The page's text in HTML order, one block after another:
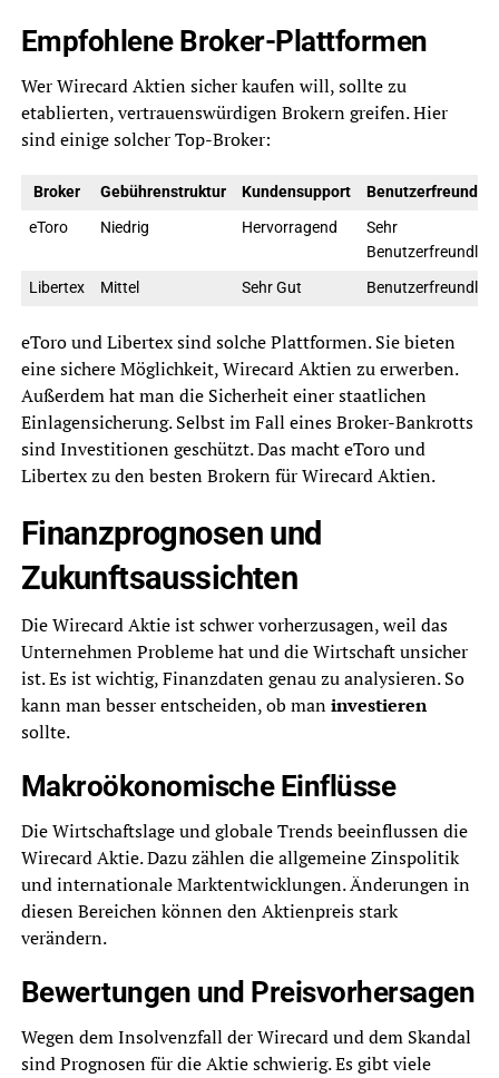
Empfohlene Broker-Plattformen
Wer Wirecard Aktien sicher kaufen will, sollte zu
etablierten, vertrauenswürdigen Brokern greifen. Hier
sind einige solcher Top-Broker:
Broker Gebührenstruktur Kundensupport
eToro
Niedrig Hervorragend
Sehr
Benutzerfreundlich
Libertex
Mittel Sehr Gut Benutzerfreundlich
eToro und Libertex sind solche Plattformen. Sie bieten
eine sichere Möglichkeit, Wirecard Aktien zu erwerben.
Außerdem hat man die Sicherheit einer staatlichen
Einlagensicherung. Selbst im Fall eines Broker-Bankrotts
sind Investitionen geschützt. Das macht eToro und
Libertex zu den besten Brokern für Wirecard Aktien.
Finanzprognosen und
Zukunftsaussichten
Die Wirecard Aktie ist schwer vorherzusagen, weil das
Unternehmen Probleme hat und die Wirtschaft unsicher
ist. Es ist wichtig, Finanzdaten genau zu analysieren. So
kann man besser entscheiden, ob maninvestieren
sollte.
Makroökonomische Einflüsse
Die Wirtschaftslage und globale Trends beeinflussen die
Wirecard Aktie. Dazu zählen die allgemeine Zinspolitik
und internationale Marktentwicklungen. Änderungen in
diesen Bereichen können den Aktienpreis stark
verändern.
Bewertungen und Preisvorhersagen
Wegen dem Insolvenzfall der Wirecard und dem Skandal
sind Prognosen für die Aktie schwierig. Es gibt viele